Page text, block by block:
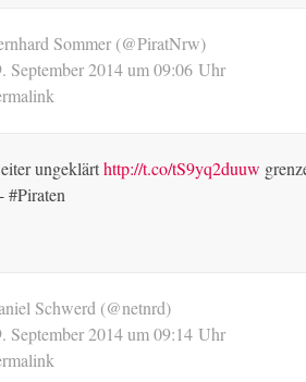
Sommer (@PiratNrw)
September 2014 um 09:06 Uhr
ungeklärthttp://t.co/tS9yq2duuw
#Piraten
Schwerd (@netnrd)
September 2014 um 09:14 Uhr